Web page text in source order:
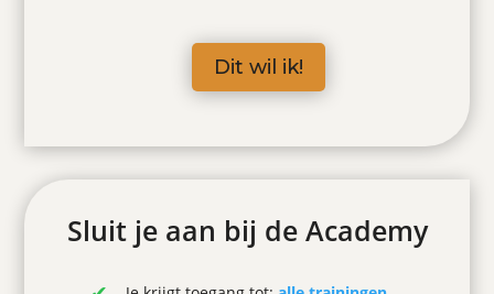
Dit wil ik!
Sluit je aan bij de Academy